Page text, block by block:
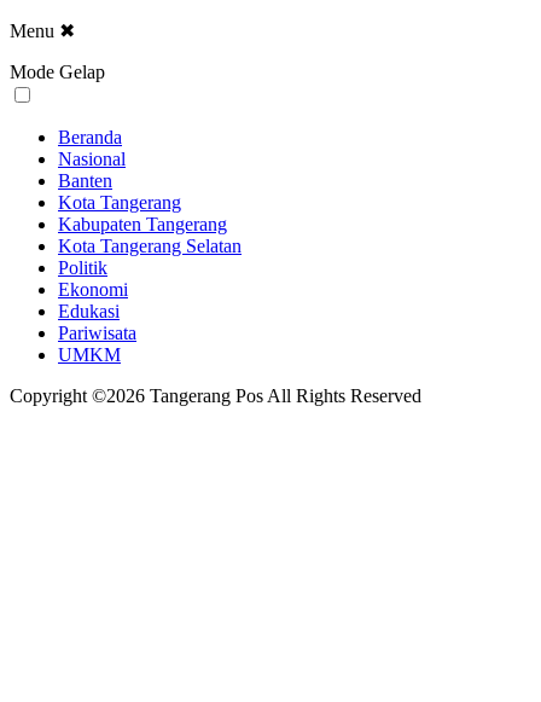
Menu ✖
Mode Gelap
Beranda
Nasional
Banten
Kota Tangerang
Kabupaten Tangerang
Kota Tangerang Selatan
Politik
Ekonomi
Edukasi
Pariwisata
UMKM
Copyright ©2026 Tangerang Pos All Rights Reserved